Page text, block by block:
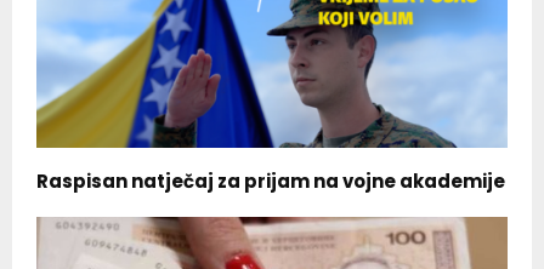
Raspisan natječaj za prijam na vojne akademije